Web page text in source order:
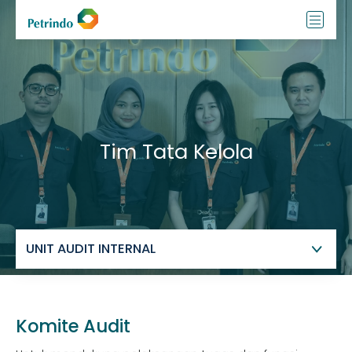
Tim Tata Kelola
Komite Audit